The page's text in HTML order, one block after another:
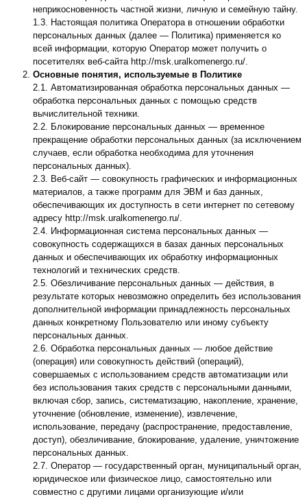
неприкосновенность частной жизни, личную и семейную тайну.
1.3. Настоящая политика Оператора в отношении обработки
персональных данных (далее — Политика) применяется ко
всей информации, которую Оператор может получить о
посетителях веб-сайта http://msk.uralkomenergo.ru/.
Основные понятия, используемые в Политике
2.1. Автоматизированная обработка персональных данных —
обработка персональных данных с помощью средств
вычислительной техники.
2.2. Блокирование персональных данных — временное
прекращение обработки персональных данных (за исключением
случаев, если обработка необходима для уточнения
персональных данных).
2.3. Веб-сайт — совокупность графических и информационных
материалов, а также программ для ЭВМ и баз данных,
обеспечивающих их доступность в сети интернет по сетевому
адресу http://msk.uralkomenergo.ru/.
2.4. Информационная система персональных данных —
совокупность содержащихся в базах данных персональных
данных и обеспечивающих их обработку информационных
технологий и технических средств.
2.5. Обезличивание персональных данных — действия, в
результате которых невозможно определить без использования
дополнительной информации принадлежность персональных
данных конкретному Пользователю или иному субъекту
персональных данных.
2.6. Обработка персональных данных — любое действие
(операция) или совокупность действий (операций),
совершаемых с использованием средств автоматизации или
без использования таких средств с персональными данными,
включая сбор, запись, систематизацию, накопление, хранение,
уточнение (обновление, изменение), извлечение,
использование, передачу (распространение, предоставление,
доступ), обезличивание, блокирование, удаление, уничтожение
персональных данных.
2.7. Оператор — государственный орган, муниципальный орган,
юридическое или физическое лицо, самостоятельно или
совместно с другими лицами организующие и/или